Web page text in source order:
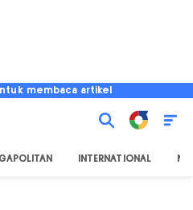
membaca artikel
INTERNATIONAL